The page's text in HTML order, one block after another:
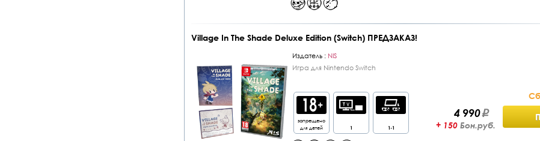
Village In The Shade Deluxe Edition (Switch) ПРЕДЗАКАЗ!
Издатель : NIS
Игра для Nintendo Switch
запрещено
для детей
1 1-1
4 990
+ 150 Бон.руб.